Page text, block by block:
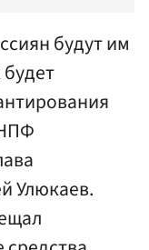
будут им
Улюкаев.